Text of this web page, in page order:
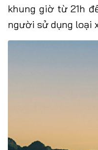
khung giờ từ 21h
người sử dụng loại